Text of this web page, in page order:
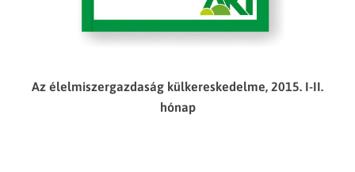
Az élelmiszergazdaság külkereskedelme, 2015. I-II.
hónap